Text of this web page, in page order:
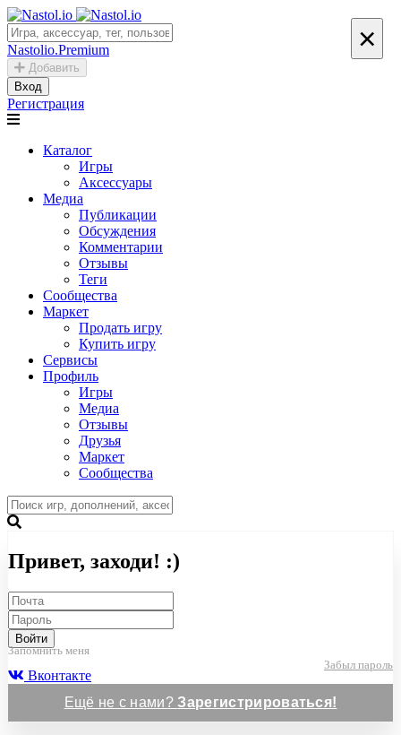
Nastolio.Premium
Добавить
Вход
Регистрация
Каталог
Игры
Аксессуары
Медиа
Публикации
Обсуждения
Комментарии
Отзывы
Теги
Сообщества
Маркет
Продать игру
Купить игру
Сервисы
Профиль
Игры
Медиа
Отзывы
Друзья
Маркет
Сообщества
×
Привет, заходи! :)
Войти
Запомнить меня
Забыл пароль
Вконтакте
Ещё не с нами?Зарегистрироваться!